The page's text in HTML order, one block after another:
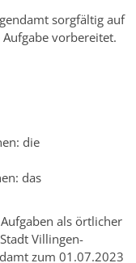
sorgfältig auf
vorbereitet.
die
das
als örtlicher
Villingen-
zum 01.07.2023